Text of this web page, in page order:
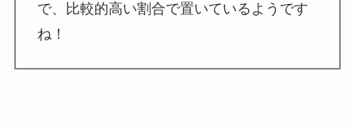
で、比較的高い割合で置いているようです
ね！